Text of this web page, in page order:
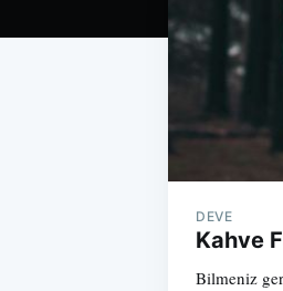
DEVE
Kahve
Bilmeniz